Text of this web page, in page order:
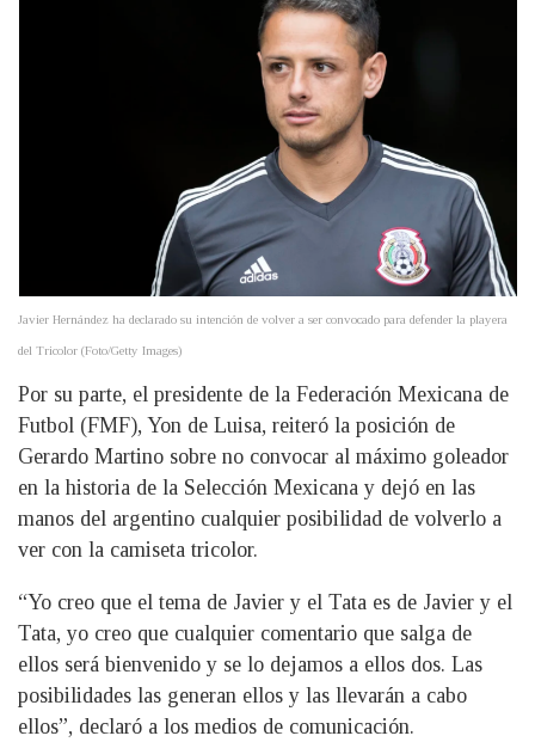
Javier Hernández ha declarado su intención de volver a ser convocado para defender la playera
del Tricolor (Foto/Getty Images)
Por su parte, el presidente de la Federación Mexicana de
Futbol (FMF), Yon de Luisa, reiteró la posición de
Gerardo Martino sobre no convocar al máximo goleador
en la historia de la Selección Mexicana y dejó en las
manos del argentino cualquier posibilidad de volverlo a
ver con la camiseta tricolor.
“Yo creo que el tema de Javier y el Tata es de Javier y el
Tata, yo creo que cualquier comentario que salga de
ellos será bienvenido y se lo dejamos a ellos dos. Las
posibilidades las generan ellos y las llevarán a cabo
ellos”, declaró a los medios de comunicación.